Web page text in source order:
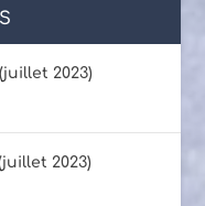
2023)
2023)